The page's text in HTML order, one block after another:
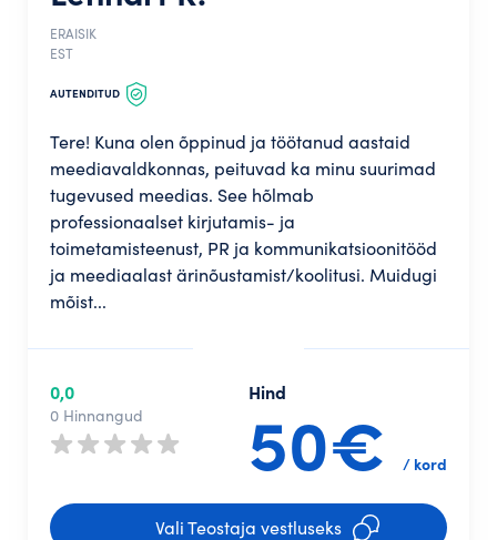
ERAISIK
EST
AUTENDITUD
Tere! Kuna olen õppinud ja töötanud aastaid
meediavaldkonnas, peituvad ka minu suurimad
tugevused meedias. See hõlmab
professionaalset kirjutamis- ja
toimetamisteenust, PR ja kommunikatsioonitööd
ja meediaalast ärinõustamist/koolitusi. Muidugi
mõist...
Vali Teostaja vestluseks
Hind
50€ / kord
0,0
0 Hinnangud